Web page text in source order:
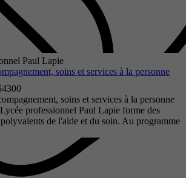
Paul Lapie
soins et services à la personne
soins et services à la personne
professionnel Paul Lapie forme des
de l'aide et du soin. Au programme